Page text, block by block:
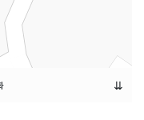
다. 담다헌은 2010년
산식품부 우수체험공
.
⇊